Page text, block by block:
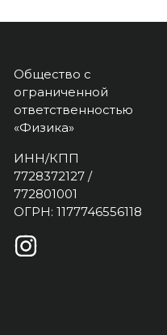
Общество с
ограниченной
ответственностью
«Физика»
ИНН/КПП
7728372127 /
772801001
ОГРН: 1177746556118